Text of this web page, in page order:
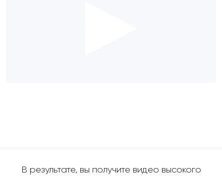
В результате, вы получите видео высокого